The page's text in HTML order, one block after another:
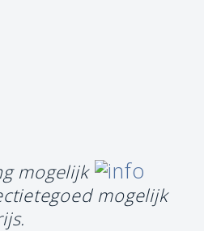
mogelijk
mogelijk